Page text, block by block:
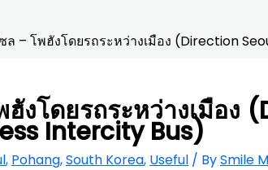
ล – โพฮังโดยรถระหว่างเมือง (Direction
งโดยรถระหว่างเมือง
Intercity Bus)
, Pohang,South Korea, Useful / BySmile